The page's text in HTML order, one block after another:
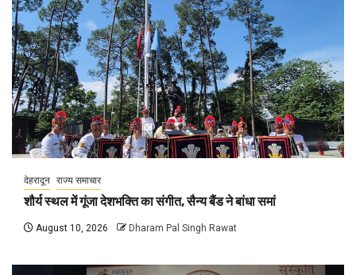
देहरादून राज्य समाचार
शौर्य स्थल में गूंजा देशभक्ति का संगीत, सैन्य बैंड ने बांधा समां
August 10, 2026 Dharam Pal Singh Rawat